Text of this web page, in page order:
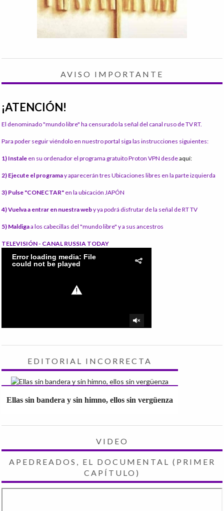
AVISO IMPORTANTE
¡ATENCIÓN!
El denominado "mundo libre" ha censurado la señal del canal ruso de TV RT.
Para poder seguir viéndolo en nuestro portal siga las instrucciones siguientes:
1) Instale en su ordenador el programa gratuito Proton VPN desdeaquí:
2) Ejecute el programay aparecerán tres Ubicaciones libres en la parte izquierda
3) Pulse "CONECTAR" en la ubicación JAPÓN
4) Vuelva a entrar en nuestra weby ya podrá disfrutar de la señal de RT TV
5) Maldigaa los cabecillas del "mundo libre" y a sus ancestros
TELEVISIÓN - CANAL RUSSIA TODAY
EDITORIAL INCORRECTA
Ellas sin bandera y sin himno, ellos sin vergüenza
VIDEO
APEDREADOS, EL DOCUMENTAL (PRIMER
CAPÍTULO)